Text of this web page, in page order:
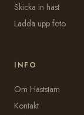
Skicka in häst
Ladda upp foto
INFO
Om Häststam
Kontakt